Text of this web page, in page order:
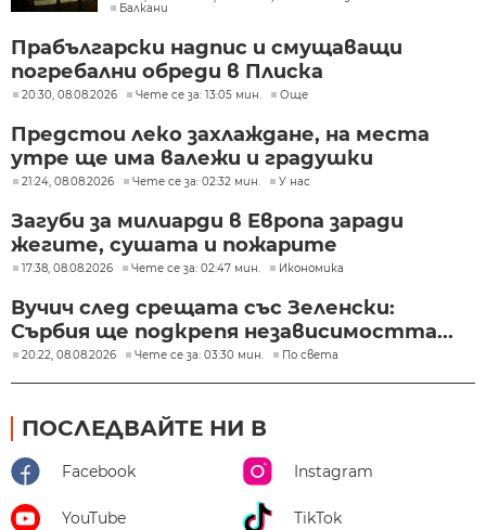
Балкани
Прабългарски надпис и смущаващи
погребални обреди в Плиска
20:30, 08.08.2026 Чете се за: 13:05 мин. Още
Предстои леко захлаждане, на места
утре ще има валежи и градушки
21:24, 08.08.2026 Чете се за: 02:32 мин. У нас
Загуби за милиарди в Европа заради
жегите, сушата и пожарите
17:38, 08.08.2026 Чете се за: 02:47 мин. Икономика
Вучич след срещата със Зеленски:
Сърбия ще подкрепя независимостта...
20:22, 08.08.2026 Чете се за: 03:30 мин. По света
ПОСЛЕДВАЙТЕ НИ В
Facebook Instagram
YouTube TikTok